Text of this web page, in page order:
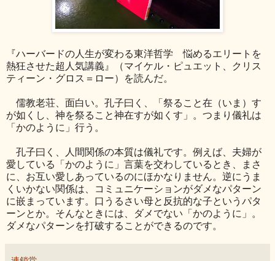
『ハーバードの人生が変わる東洋哲学 悩めるエリートを
熱狂させた超人気講義』（マイケル・ピュエット、クリス
ティーン・グロス＝ロー）を読んだ。
儒教老荘、面白い。孔子曰く、「祭ること在（いま）す
が如くし、神を祭ること神在すが如くす」。つまり儀礼は
「かのように」行う。
孔子曰く、人間関係の本質は儀礼です。例えば、夫婦が
愛している「かのように」言葉を交わしているとき、まさ
に、お互い愛しあっているのにほかなりません。逆にうま
くいかない関係は、コミュニケーションがダメなパターン
に嵌まっています。口うるさい母と反抗的な子というパタ
ーンとか。そんなときには、ダメでない「かのように」。
ダメなパターンを打破することができるのです。